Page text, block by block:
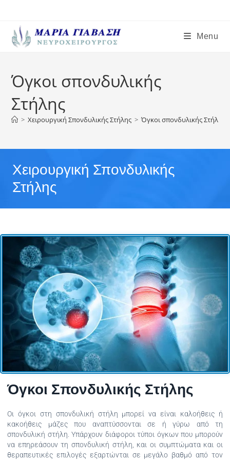
Menu
Όγκοι σπονδυλικής
Στήλης
> Χειρουργική Σπονδυλικής Στήλης > Όγκοι σπονδυλικής Στήλης
Χειρουργική Σπονδυλικής
Στήλης
Όγκοι Σπονδυλικής Στήλης
Οι όγκοι στη σπονδυλική στήλη μπορεί να είναι καλοήθεις ή
κακοήθεις μάζες που αναπτύσσονται σε ή γύρω από τη
σπονδυλική στήλη. Υπάρχουν διάφοροι τύποι όγκων που μπορούν
να επηρεάσουν τη σπονδυλική στήλη, και οι συμπτώματα και οι
θεραπευτικές επιλογές εξαρτώνται σε μεγάλο βαθμό από τον